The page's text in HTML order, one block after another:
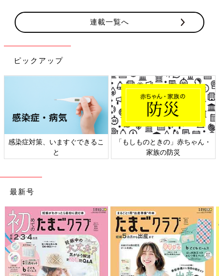
連載一覧へ
ピックアップ
感染症対策、いますぐできるこ
と
「もしものときの」赤ちゃん・
家族の防災
最新号